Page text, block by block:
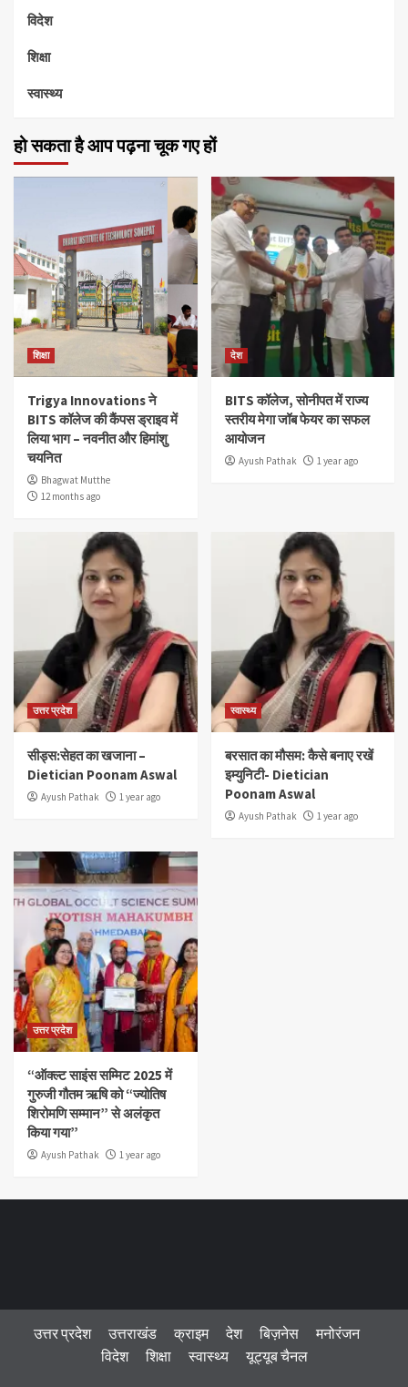
विदेश
शिक्षा
स्वास्थ्य
हो सकता है आप पढ़ना चूक गए हों
शिक्षा
Trigya Innovations ने
BITS कॉलेज की कैंपस ड्राइव में
लिया भाग – नवनीत और हिमांशु
चयनित
Bhagwat Mutthe
12 months ago
देश
BITS कॉलेज, सोनीपत में राज्य
स्तरीय मेगा जॉब फेयर का सफल
आयोजन
Ayush Pathak 1 year ago
उत्तर प्रदेश
सीड्स:सेहत का खजाना –
Dietician Poonam Aswal
Ayush Pathak 1 year ago
स्वास्थ्य
बरसात का मौसम: कैसे बनाए रखें
इम्युनिटी- Dietician
Poonam Aswal
Ayush Pathak 1 year ago
उत्तर प्रदेश
“ऑक्ल्ट साइंस सम्मिट 2025 में
गुरुजी गौतम ऋषि को “ज्योतिष
शिरोमणि सम्मान” से अलंकृत
किया गया”
Ayush Pathak 1 year ago
उत्तर प्रदेश उत्तराखंड क्राइम देश बिज़नेस
मनोरंजन
विदेश
शिक्षा स्वास्थ्य यूट्यूब चैनल